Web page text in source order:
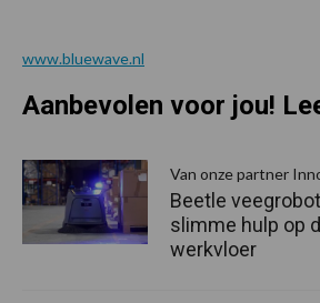
www.bluewave.nl
Aanbevolen voor jou!
Van onze partner
Beetle
slimme hulp op
werkvloer